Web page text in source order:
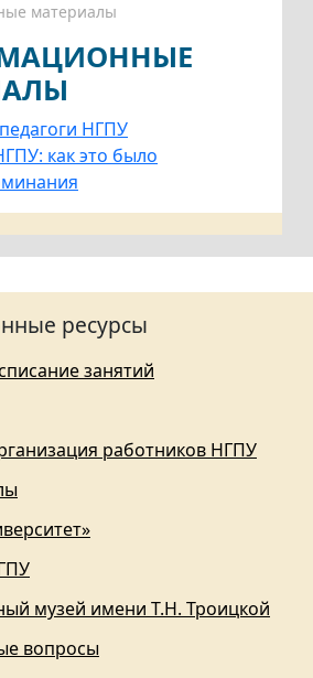
материалы
НГПУ
как это было
ресурсы
занятий
работников НГПУ
музей имени Т.Н. Троицкой
вопросы